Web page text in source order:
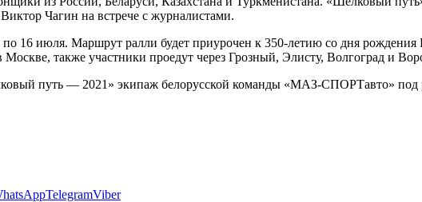
Чагин на встрече с журналистами.
16 июля. Маршрут ралли будет приурочен к 350-летию со дня рождения
также участники проедут через Грозный, Элисту, Волгоград и
путь — 2021» экипаж белорусской команды «МАЗ-СПОРТавто» под
TelegramViber